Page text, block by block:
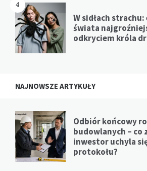
4
W sidłach
świata
odkryciem króla
NAJNOWSZE ARTYKUŁY
Odbiór końcowy
budowlanych – co
inwestor uchyla
protokołu?